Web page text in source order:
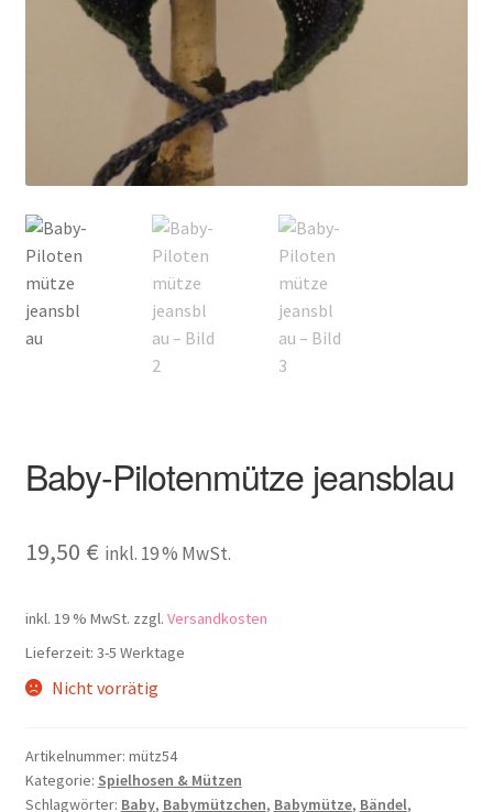
Kontakt
Baby-Pilotenmütze jeansblau
19,50 € inkl. 19 % MwSt.
inkl. 19 % MwSt. zzgl. Versandkosten
Lieferzeit: 3-5 Werktage
Nicht vorrätig
Artikelnummer: mütz54
Kategorie: Spielhosen & Mützen
Schlagwörter: Baby, Babymützchen, Babymütze, Bändel,